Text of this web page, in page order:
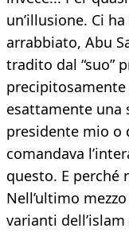
un’illusione. Ci
arrabbiato, Abu
tradito dal “suo”
precipitosamente
esattamente una
presidente mio o
comandava
questo. E perché
Nell’ultimo
varianti